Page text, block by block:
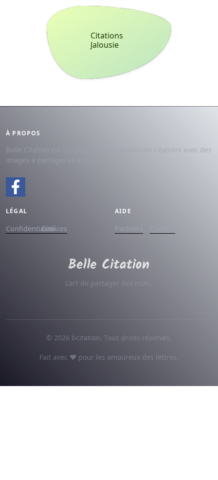
Citations
Jalousie
À PROPOS
Belle Citation est un site avec des milliers de citations avec des
images à partager et à dédier.
LÉGAL
ConfidentialitéCookies
AIDE
Partners
L'art de partager des mots.
© 2026 bcitation. Tous droits réservés.
Fait avec ♥ pour les amoureux des lettres.